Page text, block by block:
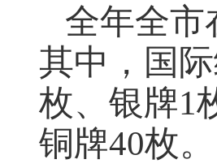
全年全市
其中，国
枚、银牌1
铜牌40枚。